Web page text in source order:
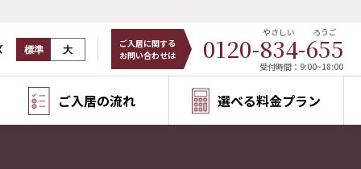
標準 大
ご入居に関する
お問い合わせは
0120-834
やさしい
-655
ろうご
受付時間：9:00~18:00
ご入居の流れ 選べる料金プラン